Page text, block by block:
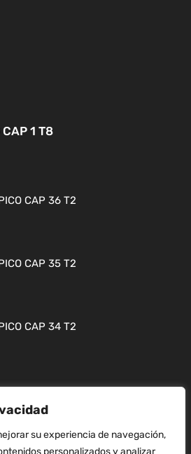
su experiencia de navegación,
personalizados y analizar
CAP 1 T8
CAP 36 T2
CAP 35 T2
CAP 34 T2